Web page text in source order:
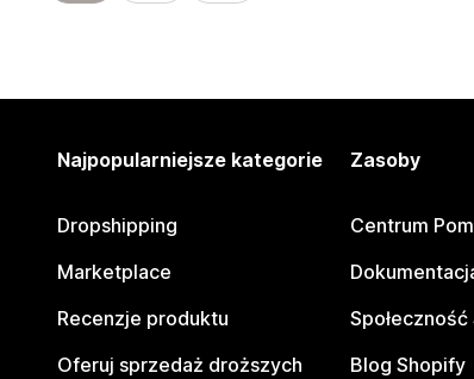
Najpopularniejsze kategorie
Dropshipping
Marketplace
Recenzje produktu
Oferuj sprzedaż droższych
Zasoby
Centrum
Blog Shopify